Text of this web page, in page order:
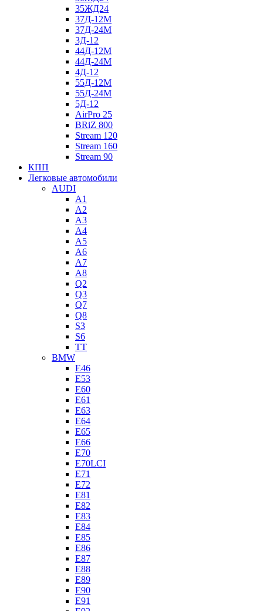
35ЖД24
37Д-12М
37Д-24М
3Д-12
44Д-12М
44Д-24М
4Д-12
55Д-12М
55Д-24М
5Д-12
AirPro 25
BRiZ 800
Stream 120
Stream 160
Stream 90
КПП
Легковые автомобили
AUDI
A1
A2
A3
A4
A5
A6
A7
A8
Q2
Q3
Q7
Q8
S3
S6
TT
BMW
E46
E53
E60
E61
E63
E64
E65
E66
E70
E70LCI
E71
E72
E81
E82
E83
E84
E85
E86
E87
E88
E89
E90
E91